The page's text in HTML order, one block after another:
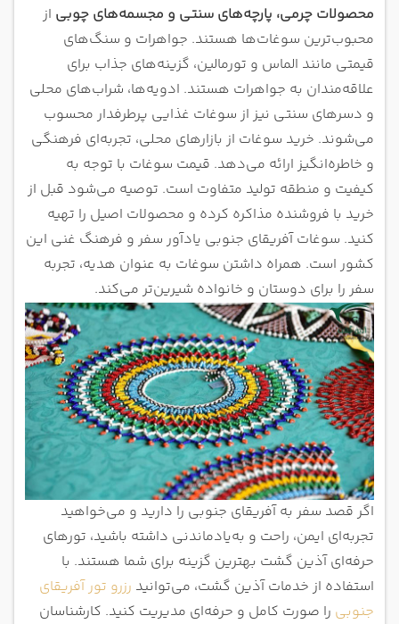
محصولات چرمی، پارچه‌های سنتی و مجسمه‌های چوبی از
محبوب‌ترین سوغات‌ها هستند. جواهرات و سنگ‌های
قیمتی مانند الماس و تورمالین، گزینه‌های جذاب برای
علاقه‌مندان به جواهرات هستند. ادویه‌ها، شراب‌های محلی
و دسرهای سنتی نیز از سوغات غذایی پرطرفدار محسوب
می‌شوند. خرید سوغات از بازارهای محلی، تجربه‌ای فرهنگی
و خاطره‌انگیز ارائه می‌دهد. قیمت سوغات با توجه به
کیفیت و منطقه تولید متفاوت است. توصیه می‌شود قبل از
خرید با فروشنده مذاکره کرده و محصولات اصیل را تهیه
کنید. سوغات آفریقای جنوبی یادآور سفر و فرهنگ غنی این
کشور است. همراه داشتن سوغات به عنوان هدیه، تجربه
سفر را برای دوستان و خانواده شیرین‌تر می‌کند.
اگر قصد سفر به آفریقای جنوبی را دارید و می‌خواهید
تجربه‌ای ایمن، راحت و به‌یادماندنی داشته باشید، تورهای
حرفه‌ای آذین گشت بهترین گزینه برای شما هستند. با
استفاده از خدمات آذین گشت، می‌توانید رزرو تور آفریقای
جنوبی را صورت کامل و حرفه‌ای مدیریت کنید. کارشناسان